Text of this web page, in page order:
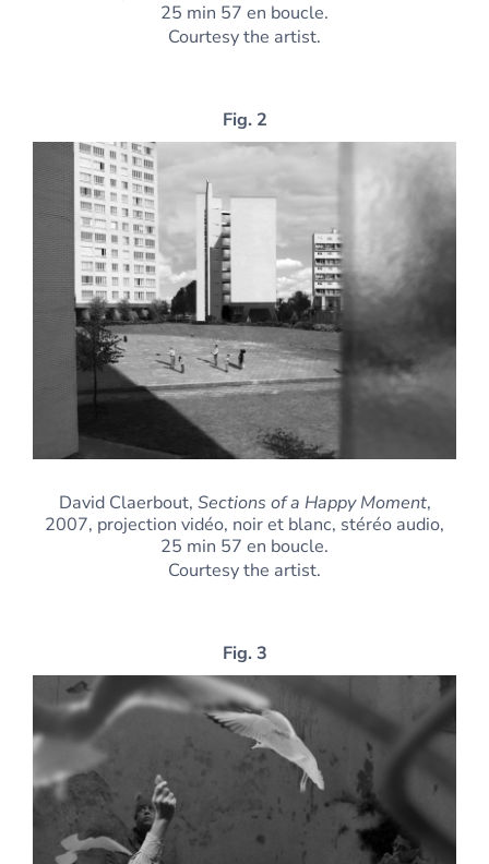
25 min 57 en boucle.
Courtesy the artist.
Fig. 2
David Claerbout, Sections of a Happy Moment,
2007, projection vidéo, noir et blanc, stéréo audio,
25 min 57 en boucle.
Courtesy the artist.
Fig. 3